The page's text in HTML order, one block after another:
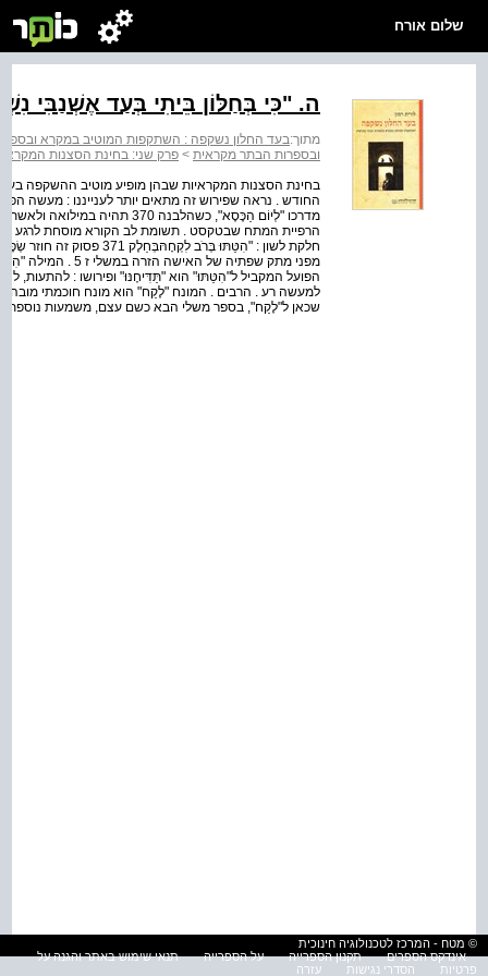
שלום אורח
ה. "כִּי בְּחַלּוֹן בֵּיתִי בְּעַד אֶשְׁנַבִּי
מתוך:בעד החלון נשקפה : השתקפות המוטיב במקרא
ובספרות הבתר מקראית > פרק שני: בחינת הסצנות
הרפיית המתח שבטקסט . תשומת לב הקורא מוסחת לרגע
שכאן ל"לֶקַח", בספר משלי הבא כשם עצם, משמעות נוספת
© מטח - המרכז לטכנולוגיה חינוכית
אינדקס הספרים
תקנון הספרייה על הספרייה
תנאי שימוש באתר והגנה על
פרטיות
הסדרי נגישות עזרה